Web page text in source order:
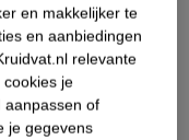
en makkelijker te
en aanbiedingen
relevante
je
aanpassen of
je gegevens